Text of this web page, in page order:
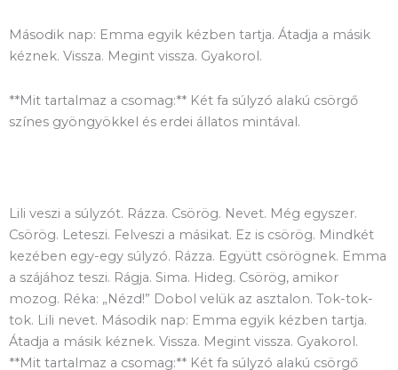
Második nap: Emma egyik kézben tartja. Átadja a másik
kéznek. Vissza. Megint vissza. Gyakorol.
**Mit tartalmaz a csomag:** Két fa súlyzó alakú csörgő
színes gyöngyökkel és erdei állatos mintával.
Lili veszi a súlyzót. Rázza. Csörög. Nevet. Még egyszer.
Csörög. Leteszi. Felveszi a másikat. Ez is csörög. Mindkét
kezében egy-egy súlyzó. Rázza. Együtt csörögnek. Emma
a szájához teszi. Rágja. Sima. Hideg. Csörög, amikor
mozog. Réka: „Nézd!” Dobol velük az asztalon. Tok-tok-
tok. Lili nevet. Második nap: Emma egyik kézben tartja.
Átadja a másik kéznek. Vissza. Megint vissza. Gyakorol.
**Mit tartalmaz a csomag:** Két fa súlyzó alakú csörgő